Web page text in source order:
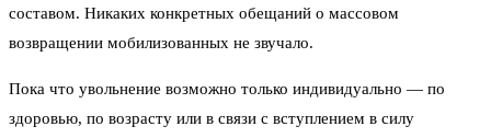
составом. Никаких конкретных обещаний о массовом
возвращении мобилизованных не звучало.
Пока что увольнение возможно только индивидуально — по
здоровью, по возрасту или в связи с вступлением в силу